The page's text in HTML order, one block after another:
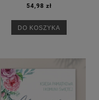
54,98 zł
DO KOSZYKA